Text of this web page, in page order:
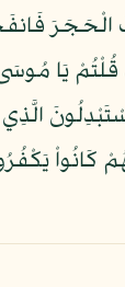
مِن رِّزْقِ اللَّهِ وَلاَ